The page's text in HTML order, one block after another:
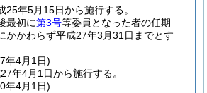
25年5月15日から施行する。
最初に第3号等委員となった者の任期
かかわらず平成27年3月31日までとす
年4月1日)
年4月1日から施行する。
年4月1日)